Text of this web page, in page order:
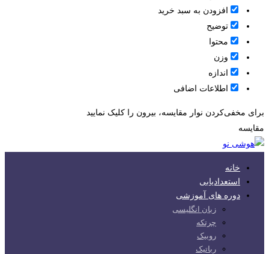
افزودن به سبد خرید
توضیح
محتوا
وزن
اندازه
اطلاعات اضافی
برای مخفی‌کردن نوار مقایسه، بیرون را کلیک نمایید
مقایسه
خانه
استعدادیابی
دوره های آموزشی
زبان انگلیسی
چرتکه
روبیک
رباتیک